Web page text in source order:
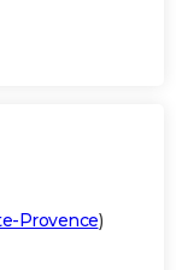
Provence)